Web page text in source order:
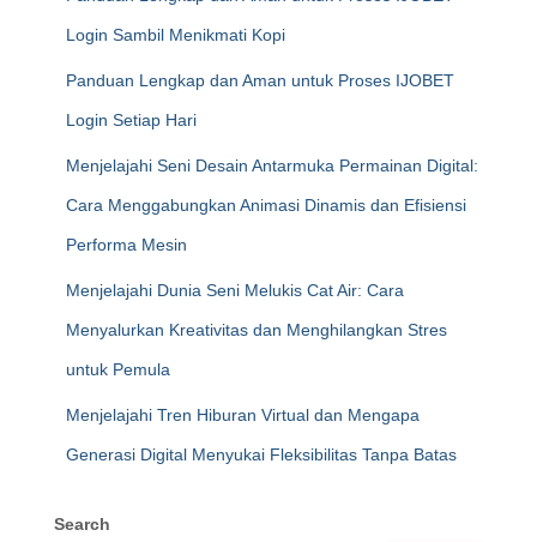
Login Sambil Menikmati Kopi
Panduan Lengkap dan Aman untuk Proses IJOBET
Login Setiap Hari
Menjelajahi Seni Desain Antarmuka Permainan Digital:
Cara Menggabungkan Animasi Dinamis dan Efisiensi
Performa Mesin
Menjelajahi Dunia Seni Melukis Cat Air: Cara
Menyalurkan Kreativitas dan Menghilangkan Stres
untuk Pemula
Menjelajahi Tren Hiburan Virtual dan Mengapa
Generasi Digital Menyukai Fleksibilitas Tanpa Batas
Search